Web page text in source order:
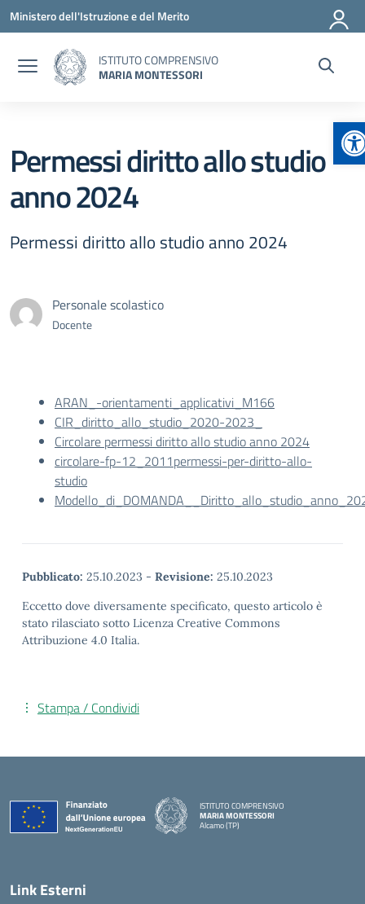
Vai ai contenuti
Vai al menu di navigazione
Vai al footer
Ministero dell'Istruzione e del Merito
ISTITUTO COMPRENSIVO
MARIA MONTESSORI
Permessi diritto allo studio
anno 2024
Permessi diritto allo studio anno 2024
Personale scolastico
Docente
ARAN_-orientamenti_applicativi_M166
CIR_diritto_allo_studio_2020-2023_
Circolare permessi diritto allo studio anno 2024
circolare-fp-12_2011permessi-per-diritto-allo-
studio
Pubblicato: 25.10.2023 - Revisione: 25.10.2023
Eccetto dove diversamente specificato, questo articolo è
stato rilasciato sotto Licenza Creative Commons
Attribuzione 4.0 Italia.
Stampa / Condividi
ISTITUTO COMPRENSIVO
MARIA MONTESSORI
Alcamo (TP)
Link Esterni